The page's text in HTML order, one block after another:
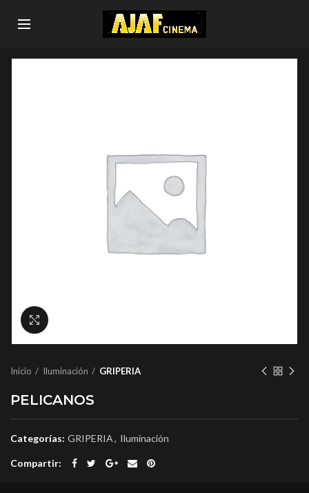
Inicio Iluminación GRIPERIA
PELICANOS
Categorías: GRIPERIA, Iluminación
Compartir